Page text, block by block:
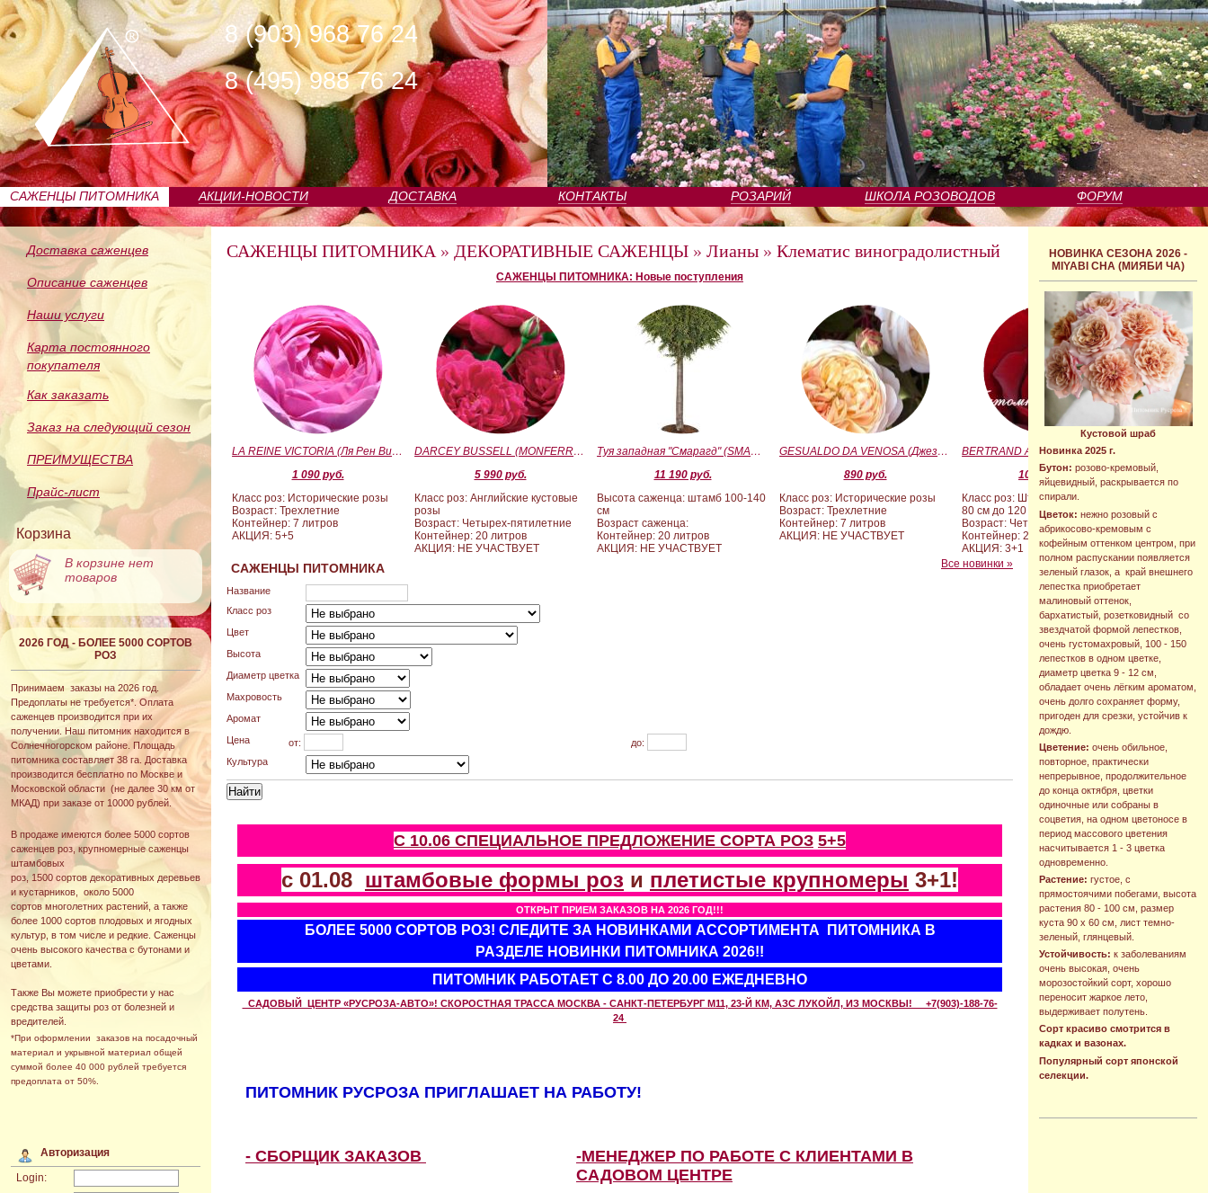
8 (903) 968 76 24
8 (495) 988 76 24
САЖЕНЦЫ ПИТОМНИКА АКЦИИ-НОВОСТИ ДОСТАВКА КОНТАКТЫ РОЗАРИЙ ШКОЛА РОЗОВОДОВ ФОРУМ
Доставка саженцев
Описание саженцев
Наши услуги
Карта постоянного
покупателя
Как заказать
Заказ на следующий сезон
ПРЕИМУЩЕСТВА
Прайс-лист
Корзина
В корзине нет
товаров
2026 ГОД - БОЛЕЕ 5000 СОРТОВ
РОЗ
Принимаем заказы на 2026 год.
Предоплаты не требуется*. Оплата
саженцев производится при их
получении. Наш питомник находится в
Солнечногорском районе. Площадь
питомника составляет 38 га. Доставка
производится бесплатно по Москве и
Московской области (не далее 30 км от
МКАД) при заказе от 10000 рублей.
В продаже имеются более 5000 сортов
саженцев роз, крупномерные саженцы
штамбовых
роз, 1500 сортов декоративных деревьев
и кустарников, около 5000
сортов многолетних растений, а также
более 1000 сортов плодовых и ягодных
культур, в том числе и редкие. Саженцы
очень высокого качества с бутонами и
цветами.
Также Вы можете приобрести у нас
средства защиты роз от болезней и
вредителей.
*При оформлении заказов на посадочный
материал и укрывной материал общей
суммой более 40 000 рублей требуется
предоплата от 50%.
Авторизация
Login:
НОВИНКА СЕЗОНА 2026 -
MIYABI CHA (МИЯБИ ЧА)
Кустовой шраб
Новинка 2025 г.
Бутон: розово-кремовый,
яйцевидный, раскрывается по
спирали.
Цветок: нежно розовый с
абрикосово-кремовым с
кофейным оттенком центром, при
полном распускании появляется
зеленый глазок, а край внешнего
лепестка приобретает
малиновый оттенок,
бархатистый, розетковидный со
звездчатой формой лепестков,
очень густомахровый, 100 - 150
лепестков в одном цветке,
диаметр цветка 9 - 12 см,
обладает очень лёгким ароматом,
очень долго сохраняет форму,
пригоден для срезки, устойчив к
дождю.
Цветение: очень обильное,
повторное, практически
непрерывное, продолжительное
до конца октября, цветки
одиночные или собраны в
соцветия, на одном цветоносе в
период массового цветения
насчитывается 1 - 3 цветка
одновременно.
Растение: густое, с
прямостоячими побегами, высота
растения 80 - 100 см, размер
куста 90 х 60 см, лист темно-
зеленый, глянцевый.
Устойчивость: к заболеваниям
очень высокая, очень
морозостойкий сорт, хорошо
переносит жаркое лето,
выдерживает полутень.
Сорт красиво смотрится в
кадках и вазонах.
Популярный сорт японской
селекции.
САЖЕНЦЫ ПИТОМНИКА » ДЕКОРАТИВНЫЕ САЖЕНЦЫ » Лианы » Клематис виноградолистный
САЖЕНЦЫ ПИТОМНИКА: Новые поступления
LA REINE VICTORIA (Ля Рен Виктория)
1 090 руб.
Класс роз: Исторические розы
Возраст: Трехлетние
Контейнер: 7 литров
АКЦИЯ: 5+5
DARCEY BUSSELL (MONFERRATO) (Дарси Басл)
5 990 руб.
Класс роз: Английские кустовые
розы
Возраст: Четырех-пятилетние
Контейнер: 20 литров
АКЦИЯ: НЕ УЧАСТВУЕТ
Туя западная "Смарагд" (SMARAGD) ШТАМБ 100-140
11 190 руб.
Высота саженца: штамб 100-140
см
Возраст саженца:
Контейнер: 20 литров
АКЦИЯ: НЕ УЧАСТВУЕТ
GESUALDO DA VENOSA (Джезуальдо Ди Веноза)
890 руб.
Класс роз: Исторические розы
Возраст: Трехлетние
Контейнер: 7 литров
АКЦИЯ: НЕ УЧАСТВУЕТ
BERTRAND AMOUSSOU (Бертран Амуссу)
10 000 руб.
Класс роз: Штамбовые формы от
80 см до 120 см
Возраст: Четырех-пятилетние
Контейнер: 20 литров
АКЦИЯ: 3+1
Все новинки »
САЖЕНЦЫ ПИТОМНИКА
Название
Класс роз
Цвет
Высота
Диаметр цветка
Махровость
Аромат
Цена
от:
до:
Культура
С 10.06 СПЕЦИАЛЬНОЕ ПРЕДЛОЖЕНИЕ СОРТА РОЗ 5+5
с 01.08 штамбовые формы роз и плетистые крупномеры 3+1!
ОТКРЫТ ПРИЕМ ЗАКАЗОВ НА 2026 ГОД!!!
БОЛЕЕ 5000 СОРТОВ РОЗ! СЛЕДИТЕ ЗА НОВИНКАМИ АССОРТИМЕНТА ПИТОМНИКА В
РАЗДЕЛЕ НОВИНКИ ПИТОМНИКА 2026!!
ПИТОМНИК РАБОТАЕТ С 8.00 ДО 20.00 ЕЖЕДНЕВНО
САДОВЫЙ ЦЕНТР «РУСРОЗА-АВТО»! СКОРОСТНАЯ ТРАССА МОСКВА - САНКТ-ПЕТЕРБУРГ М11, 23-Й КМ, АЗС ЛУКОЙЛ, ИЗ МОСКВЫ! +7(903)-188-76-
24
ПИТОМНИК РУСРОЗА ПРИГЛАШАЕТ НА РАБОТУ!
- СБОРЩИК ЗАКАЗОВ
-МЕНЕДЖЕР ПО РАБОТЕ С КЛИЕНТАМИ В
САДОВОМ ЦЕНТРЕ